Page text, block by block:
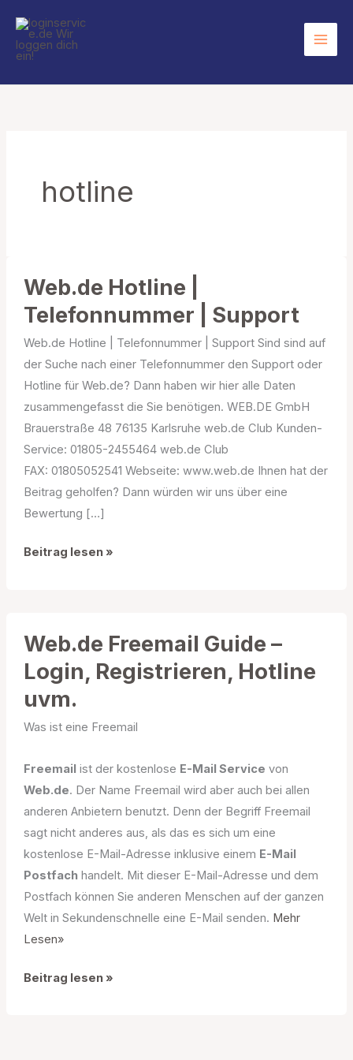
Inhalt
springen
hotline
Web.de Hotline |
Telefonnummer | Support
Web.de Hotline | Telefonnummer | Support Sind sind auf
der Suche nach einer Telefonnummer den Support oder
Hotline für Web.de? Dann haben wir hier alle Daten
zusammengefasst die Sie benötigen. WEB.DE GmbH
Brauerstraße 48 76135 Karlsruhe web.de Club Kunden-
Service: 01805-2455464 web.de Club
FAX: 01805052541 Webseite: www.web.de Ihnen hat der
Beitrag geholfen? Dann würden wir uns über eine
Bewertung […]
Web.de
|
Beitrag lesen »
Web.de Freemail Guide –
Login, Registrieren, Hotline
uvm.
Was ist eine Freemail
Freemail ist der kostenlose E-Mail Service von
Web.de. Der Name Freemail wird aber auch bei allen
anderen Anbietern benutzt. Denn der Begriff Freemail
sagt nicht anderes aus, als das es sich um eine
kostenlose E-Mail-Adresse inklusive einem E-Mail
Postfach handelt. Mit dieser E-Mail-Adresse und dem
Postfach können Sie anderen Menschen auf der ganzen
Welt in Sekundenschnelle eine E-Mail senden. Mehr
Lesen»
Web.de
Beitrag lesen »